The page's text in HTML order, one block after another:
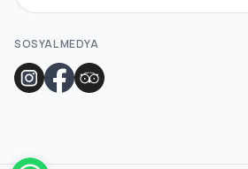
SOSYAL MEDYA